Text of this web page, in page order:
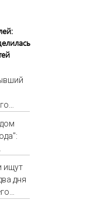
2026
ищут
дня